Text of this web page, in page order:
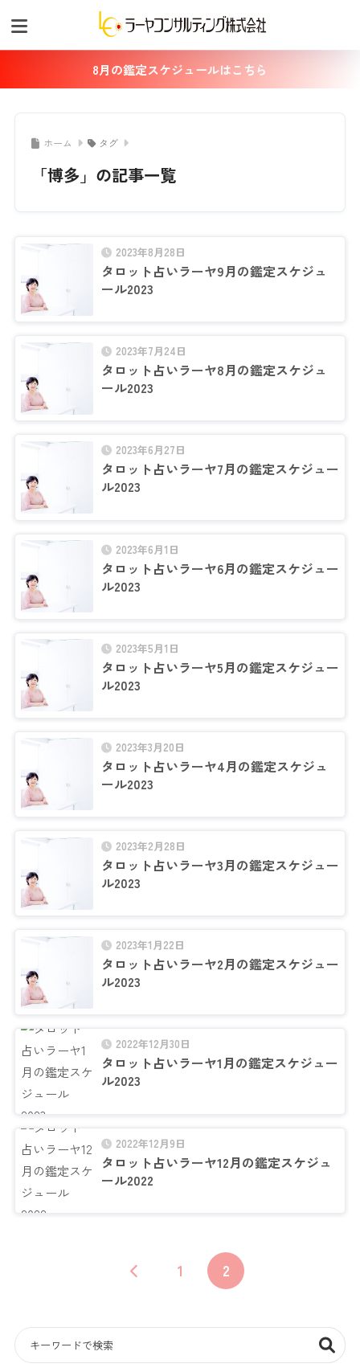
8月の鑑定スケジュールはこちら
ホーム タグ
「博多」の記事一覧
2023年8月28日
タロット占いラーヤ9月の鑑定スケジュ
ール2023
2023年7月24日
タロット占いラーヤ8月の鑑定スケジュ
ール2023
2023年6月27日
タロット占いラーヤ7月の鑑定スケジュー
ル2023
2023年6月1日
タロット占いラーヤ6月の鑑定スケジュー
ル2023
2023年5月1日
タロット占いラーヤ5月の鑑定スケジュー
ル2023
2023年3月20日
タロット占いラーヤ4月の鑑定スケジュ
ール2023
2023年2月28日
タロット占いラーヤ3月の鑑定スケジュー
ル2023
2023年1月22日
タロット占いラーヤ2月の鑑定スケジュー
ル2023
2022年12月30日
タロット占いラーヤ1月の鑑定スケジュー
ル2023
2022年12月9日
タロット占いラーヤ12月の鑑定スケジュ
ール2022
1 2